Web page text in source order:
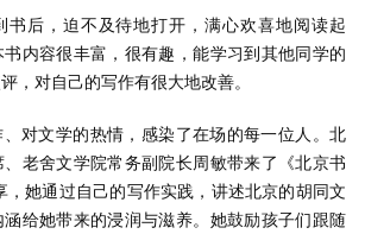
书后，迫不及待地打开，满心欢喜地阅读起
内容很丰富，很有趣，能学习到其他同学的
，对自己的写作有很大地改善。
对文学的热情，感染了在场的每一位人。北
老舍文学院常务副院长周敏带来了《北京书
，她通过自己的写作实践，讲述北京的胡同文
给她带来的浸润与滋养。她鼓励孩子们跟随